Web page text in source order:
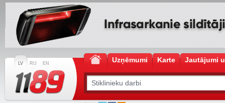
LV RU EN Uzņēmumi Karte Jautājumi